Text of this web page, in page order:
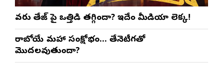
వరుణ్ తేజ్‌ పై ఒత్తిడి తగ్గిందా? ఇదేం మీడియా లెక్క!
రాబోయే మహా సంక్షోభం… తేనెటీగతో
మొదలవుతుందా?